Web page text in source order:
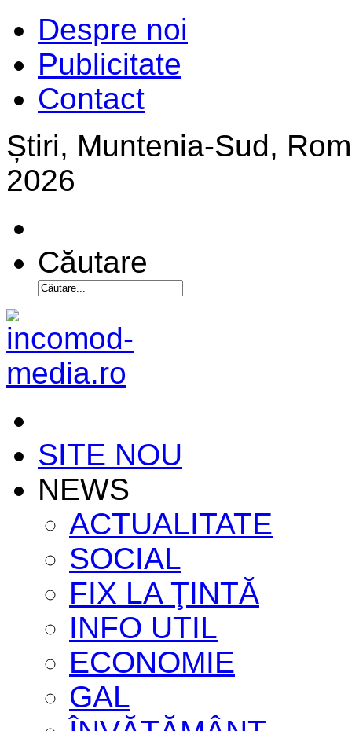
Despre noi
Publicitate
Contact
Știri, Muntenia-Sud,
2026
Căutare
SITE NOU
NEWS
ACTUALITATE
SOCIAL
FIX LA ŢINTĂ
INFO UTIL
ECONOMIE
GAL